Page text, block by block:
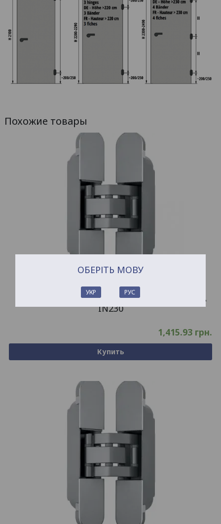
Похожие товары
Петля скрытого монтажа OTLAV INVISACTA
IN230
1,415.93 грн.
Купить
ОБЕРІТЬ МОВУ
УКР РУС